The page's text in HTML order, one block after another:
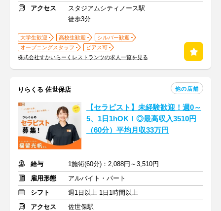
アクセス
スタジアムシティノース駅
徒歩3分
大学生歓迎 高校生歓迎
シルバー歓迎
オープニングスタッフ
ピアス可
株式会社すかいらーくレストランツの求人一覧を見る
りらくる 佐世保店 他の店舗
【セラピスト】未経験歓迎！週0～
5、1日1hOK！◎最高収入3510円
（60分）平均月収33万円
給与
1施術(60分)：2,088円～3,510円
雇用形態
アルバイト・パート
シフト
週1日以上 1日1時間以上
アクセス
佐世保駅